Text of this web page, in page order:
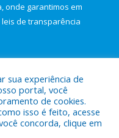
onde garantimos em
leis de transparência
Municipal de Maracanã.
sua experiência de
portal, você
de cookies.
isso é feito, acesse
concorda, clique em